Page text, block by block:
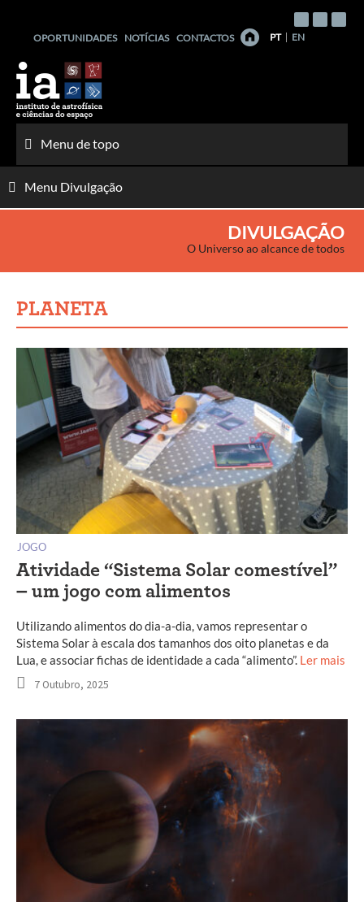
conteúdo
OPORTUNIDADES NOTÍCIAS CONTACTOS PT EN
Menu de topo
Menu Divulgação
DIVULGAÇÃO
O Universo ao alcance de todos
PLANETA
JOGO
Atividade “Sistema Solar comestível”
– um jogo com alimentos
Utilizando alimentos do dia-a-dia, vamos representar o
Sistema Solar à escala dos tamanhos dos oito planetas e da
Lua, e associar fichas de identidade a cada “alimento”. Ler mais
7 Outubro, 2025